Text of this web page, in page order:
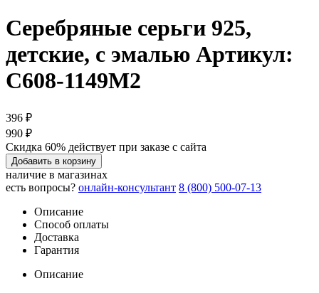
Серебряные серьги 925,
детские, с эмалью Артикул:
С608-1149М2
396 ₽
990 ₽
Скидка 60% действует при заказе с сайта
Добавить в корзину
наличие в магазинах
есть вопросы? онлайн-консультант 8 (800) 500-07-13
Описание
Способ оплаты
Доставка
Гарантия
Описание